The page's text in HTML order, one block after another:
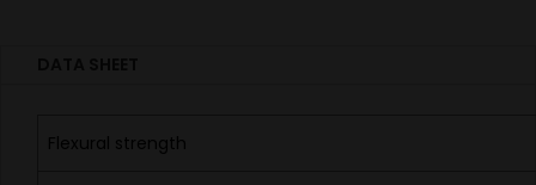
Flexural strength